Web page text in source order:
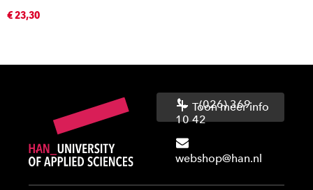
€ 23,30
(026) 369
10 42
webshop@han.nl
Toon meer info